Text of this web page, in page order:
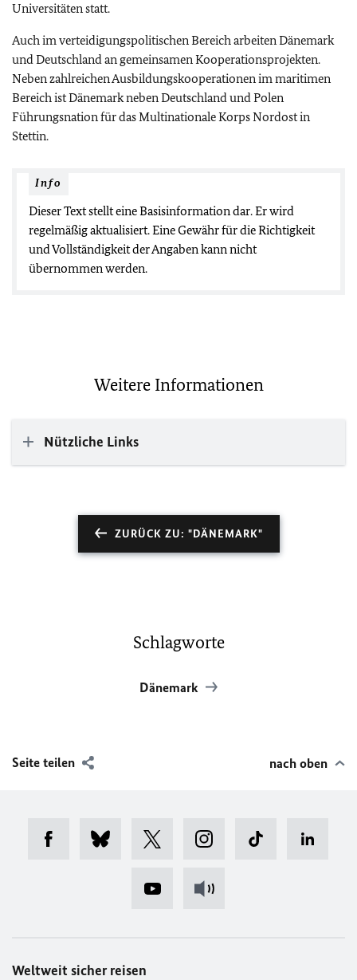
Universitäten statt.
Auch im verteidigungspolitischen Bereich arbeiten Dänemark
und Deutschland an gemeinsamen Kooperationsprojekten.
Neben zahlreichen Ausbildungskooperationen im maritimen
Bereich ist Dänemark neben Deutschland und Polen
Führungsnation für das Multinationale Korps Nordost in
Stettin.
Info
Dieser Text stellt eine Basisinformation dar. Er wird
regelmäßig aktualisiert. Eine Gewähr für die Richtigkeit
und Vollständigkeit der Angaben kann nicht
übernommen werden.
Weitere Informationen
Nützliche Links
ZURÜCK ZU: "DÄNEMARK"
Schlagworte
Dänemark
Seite teilen nach oben
Weltweit sicher reisen